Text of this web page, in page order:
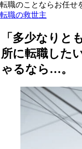
転職のことならお任せ
転職の救世主
「多少なりと
所に転職した
ゃるなら…。